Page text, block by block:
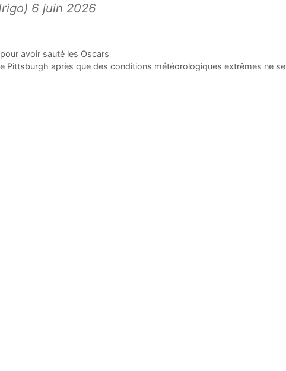
6 juin 2026
avoir sauté les Oscars
Pittsburgh après que des conditions météorologiques extrêmes ne se